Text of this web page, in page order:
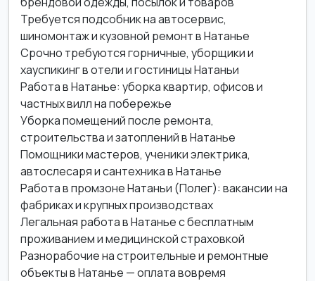
Требуется подсобник на автосервис,
шиномонтаж и кузовной ремонт в Натанье
Срочно требуются горничные, уборщики и
хауспикинг в отели и гостиницы Натаньи
Работа в Натанье: уборка квартир, офисов и
частных вилл на побережье
Уборка помещений после ремонта,
строительства и затоплений в Натанье
Помощники мастеров, ученики электрика,
автослесаря и сантехника в Натанье
Работа в промзоне Натаньи (Полег): вакансии на
фабриках и крупных производствах
Легальная работа в Натанье с бесплатным
проживанием и медицинской страховкой
Разнорабочие на строительные и ремонтные
объекты в Натанье — оплата вовремя